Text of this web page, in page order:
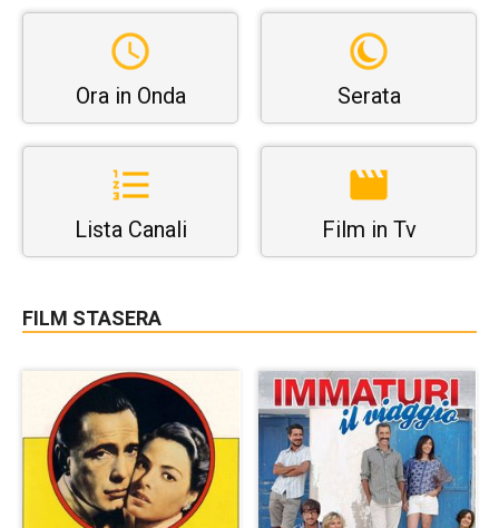
Ora in Onda Serata
Lista Canali Film in Tv
FILM STASERA